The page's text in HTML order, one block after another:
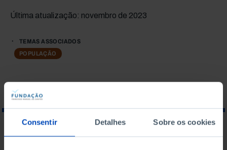
Consentir Detalhes Sobre os cookies
Última atualização: novembro de 2023
TEMAS ASSOCIADOS
POPULAÇÃO